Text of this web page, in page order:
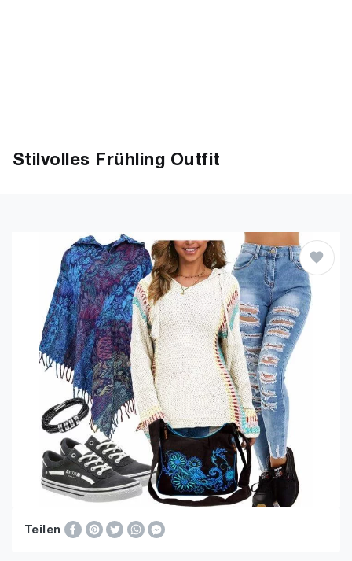
Stilvolles Frühling Outfit
Teilen